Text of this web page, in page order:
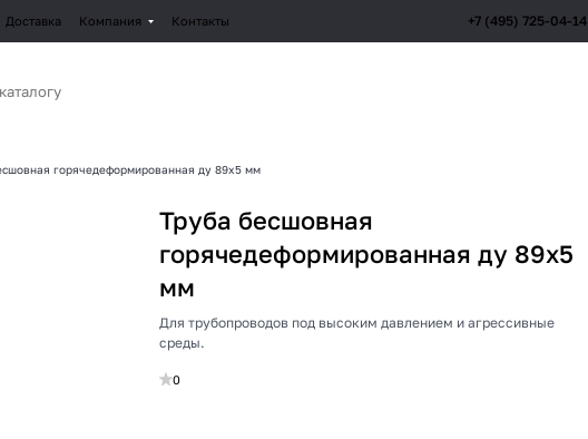
Доставка Компания Контакты +7 (495) 725-04-14
горячедеформированная ду 89х5 мм
Труба бесшовная
горячедеформированная ду 89х5
мм
Для трубопроводов под высоким давлением и агрессивные
среды.
0